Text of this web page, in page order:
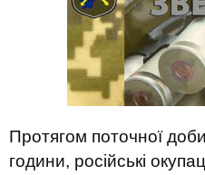
Протягом поточної
години, російські